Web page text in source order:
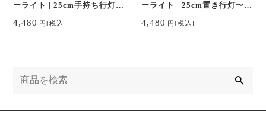
ーライト | 25cm手持ち行灯〜
タン
4,480 円[税込]
ーライト | 25cm置き行灯〜江
ン (複製)
4,480 円[税込]